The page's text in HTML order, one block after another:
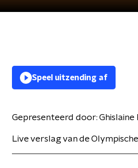
Speel uitzending af
Gepresenteerd door:
Live verslag van de